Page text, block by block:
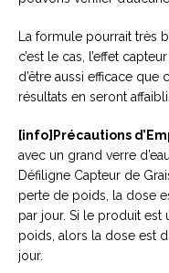
La formule pourrait très
c’est le cas, l’effet
d’être aussi efficace
résultats en seront
[info]Précautions
avec un grand verre
Défiligne Capteur de
perte de poids, la dose
par jour. Si le produit est
poids, alors la dose est
jour.